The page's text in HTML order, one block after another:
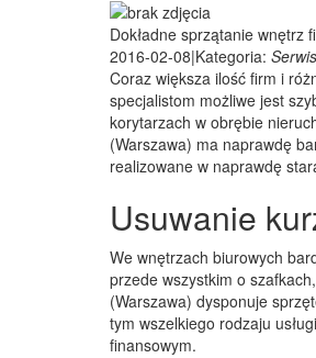
Dokładne sprzątanie wnętrz
2016-02-08|Kategoria:
Coraz większa ilość firm i
specjalistom możliwe jest
korytarzach w obrębie
(Warszawa) ma naprawdę
realizowane w naprawdę
Usuwanie
We wnętrzach biurowych
przede wszystkim o
(Warszawa) dysponuje
tym wszelkiego rodzaju
finansowym.